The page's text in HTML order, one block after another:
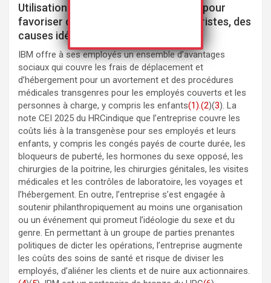
Utilisation des moyens de l'entreprise pour
favoriser des politiques communautaristes, des
causes idéologiques
IBM offre à ses employés un ensemble d’avantages
sociaux qui couvre les frais de déplacement et
d’hébergement pour un avortement et des procédures
médicales transgenres pour les employés couverts et les
personnes à charge, y compris les enfants(1).(2)(3). La
note CEI 2025 du HRCindique que l’entreprise couvre les
coûts liés à la transgenèse pour ses employés et leurs
enfants, y compris les congés payés de courte durée, les
bloqueurs de puberté, les hormones du sexe opposé, les
chirurgies de la poitrine, les chirurgies génitales, les visites
médicales et les contrôles de laboratoire, les voyages et
l’hébergement. En outre, l’entreprise s’est engagée à
soutenir philanthropiquement au moins une organisation
ou un événement qui promeut l’idéologie du sexe et du
genre. En permettant à un groupe de parties prenantes
politiques de dicter les opérations, l’entreprise augmente
les coûts des soins de santé et risque de diviser les
employés, d’aliéner les clients et de nuire aux actionnaires.